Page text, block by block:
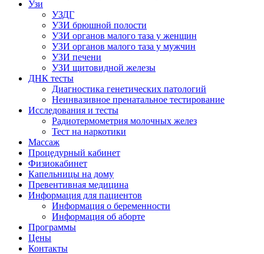
Узи
УЗДГ
УЗИ брюшной полости
УЗИ органов малого таза у женщин
УЗИ органов малого таза у мужчин
УЗИ печени
УЗИ щитовидной железы
ДНК тесты
Диагностика генетических патологий
Неинвазивное пренатальное тестирование
Исследования и тесты
Радиотермометрия молочных желез
Тест на наркотики
Массаж
Процедурный кабинет
Физиокабинет
Капельницы на дому
Превентивная медицина
Информация для пациентов
Информация о беременности
Информация об аборте
Программы
Цены
Контакты